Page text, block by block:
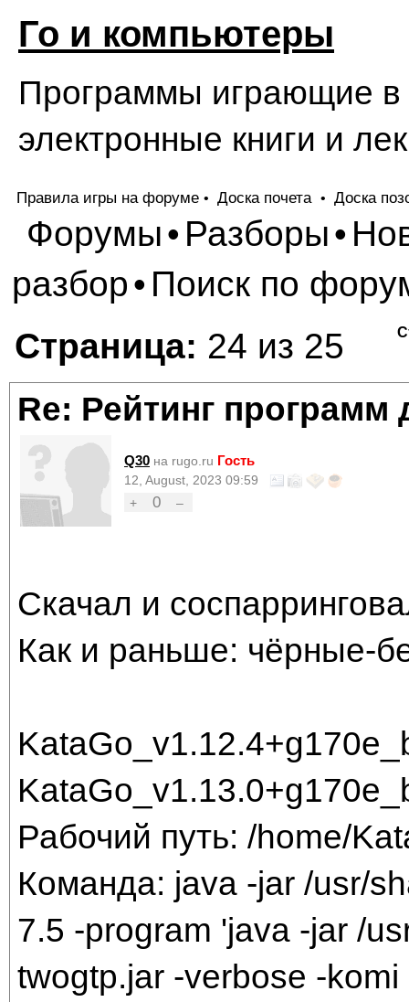
Го и компьютеры
Программы играющие в
электронные книги и
Правила игры на форуме • Доска почета • Доска
Форумы• Разборы•
разбор• Поиск по
Страница: 24 из 25
Re: Рейтинг программ
Q30 на rugo.ru Гость
12, August, 2023 09:59
+
0 –
Скачал и
Как и раньше: чёрные-
Рабочий путь: /home/
Команда: java -jar /usr/
7.5 -program 'java -jar /
twogtp.jar -verbose -